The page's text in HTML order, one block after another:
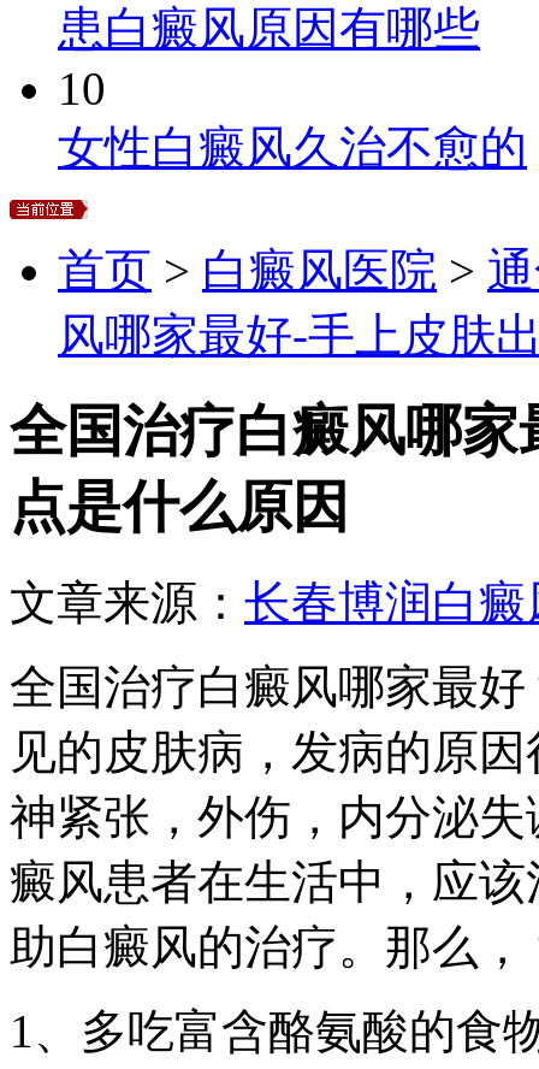
患白癜风原因有哪些
10
女性白癜风久治不愈的
首页 > 白癜风医院 >
风哪家最好-手上皮肤
全国治疗白癜风哪
点是什么原因
文章来源： 长春博润白癜
全国治疗白癜风哪家最
见的皮肤病，发病的原
神紧张，外伤，内分泌
癜风患者在生活中，应
助白癜风的治疗。那么，
1、多吃富含酪氨酸的食